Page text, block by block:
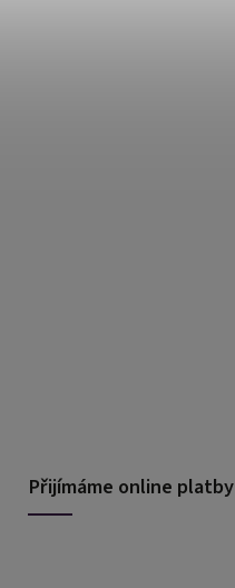
Přijímáme online platby